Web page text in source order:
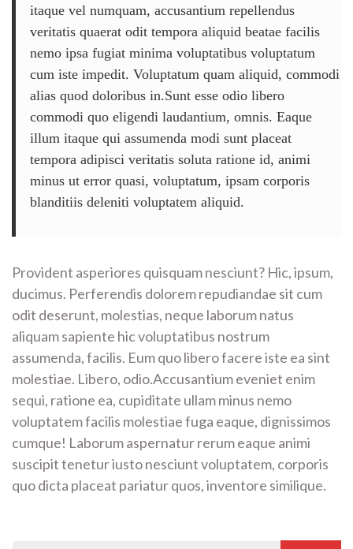
itaque vel numquam, accusantium repellendus
veritatis quaerat odit tempora aliquid beatae facilis
nemo ipsa fugiat minima voluptatibus voluptatum
cum iste impedit. Voluptatum quam aliquid, commodi
alias quod doloribus in.Sunt esse odio libero
commodi quo eligendi laudantium, omnis. Eaque
illum itaque qui assumenda modi sunt placeat
tempora adipisci veritatis soluta ratione id, animi
minus ut error quasi, voluptatum, ipsam corporis
blanditiis deleniti voluptatem aliquid.
Provident asperiores quisquam nesciunt? Hic, ipsum,
ducimus. Perferendis dolorem repudiandae sit cum
odit deserunt, molestias, neque laborum natus
aliquam sapiente hic voluptatibus nostrum
assumenda, facilis. Eum quo libero facere iste ea sint
molestiae. Libero, odio.Accusantium eveniet enim
sequi, ratione ea, cupiditate ullam minus nemo
voluptatem facilis molestiae fuga eaque, dignissimos
cumque! Laborum aspernatur rerum eaque animi
suscipit tenetur iusto nesciunt voluptatem, corporis
quo dicta placeat pariatur quos, inventore similique.